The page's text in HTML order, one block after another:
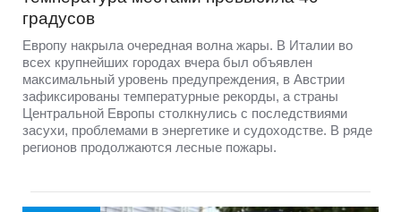
градусов
Европу накрыла очередная волна жары. В Италии во
всех крупнейших городах вчера был объявлен
максимальный уровень предупреждения, в Австрии
зафиксированы температурные рекорды, а страны
Центральной Европы столкнулись с последствиями
засухи, проблемами в энергетике и судоходстве. В ряде
регионов продолжаются лесные пожары.